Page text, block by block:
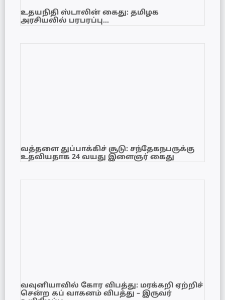
உதயநிதி ஸ்டாலின் கைது: தமிழக
அரசியலில் பரபரப்பு…
வத்தளை துப்பாக்கிச் சூடு: சந்தேகநபருக்கு
உதவியதாக 24 வயது இளைஞர் கைது
வவுனியாவில் கோர விபத்து: மரக்கறி ஏற்றிச்
சென்ற கப் வாகனம் விபத்து – இருவர்